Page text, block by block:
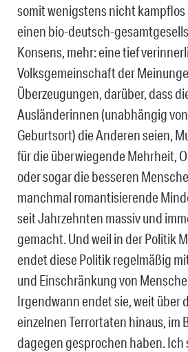
somit wenigstens nicht kampflos
einen bio-deutsch-
Konsens, mehr: eine tief
Volksgemeinschaft der
Überzeugungen, darüber, dass
Ausländerinnen (unabhängig
Geburtsort) die Anderen seien,
für die überwiegende Mehrheit,
oder sogar die besseren
manchmal romantisierende
seit Jahrzehnten massiv und
gemacht. Und weil in der Politik
endet diese Politik regelmäßig
und Einschränkung von
Irgendwann endet sie, weit über
einzelnen Terrortaten hinaus, im
dagegen gesprochen haben. Ich